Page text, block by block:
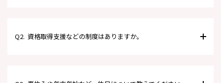
Q2. 資格取得支援などの制度はありますか。